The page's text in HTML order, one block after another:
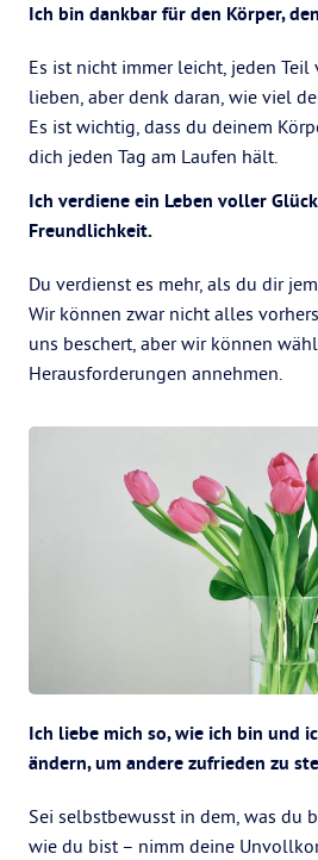
Ich bin dankbar für den Körper,
Es ist nicht immer leicht, jeden Teil
lieben, aber denk daran, wie viel
Es ist wichtig, dass du deinem
dich jeden Tag am Laufen hält.
Ich verdiene ein Leben voller
Freundlichkeit.
Du verdienst es mehr, als du dir
Wir können zwar nicht alles
uns beschert, aber wir können
Herausforderungen annehmen.
Ich liebe mich so, wie ich bin und
ändern, um andere zufrieden zu
Sei selbstbewusst in dem, was du
wie du bist – nimm deine